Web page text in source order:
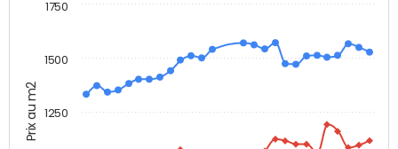
Prix au m2 1250
1500
1750